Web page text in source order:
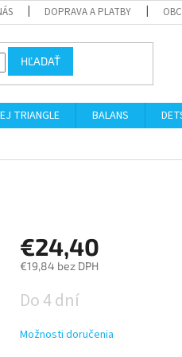
DOPRAVA A PLATBY
HĽADAŤ
TRIANGLE BALANS
€24,40
€19,84 bez DPH
cena:
Do 4 dní
Možnosti doručenia